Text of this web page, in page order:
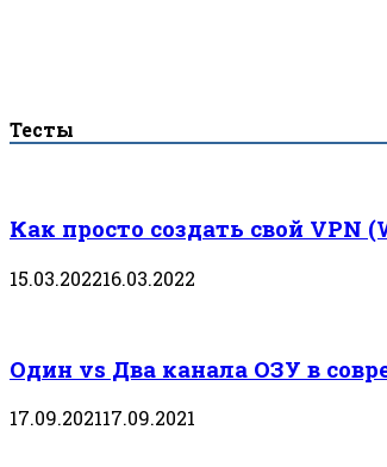
Тесты
Как просто создать свой VPN
15.03.202216.03.2022
Один vs Два канала ОЗУ в
17.09.202117.09.2021